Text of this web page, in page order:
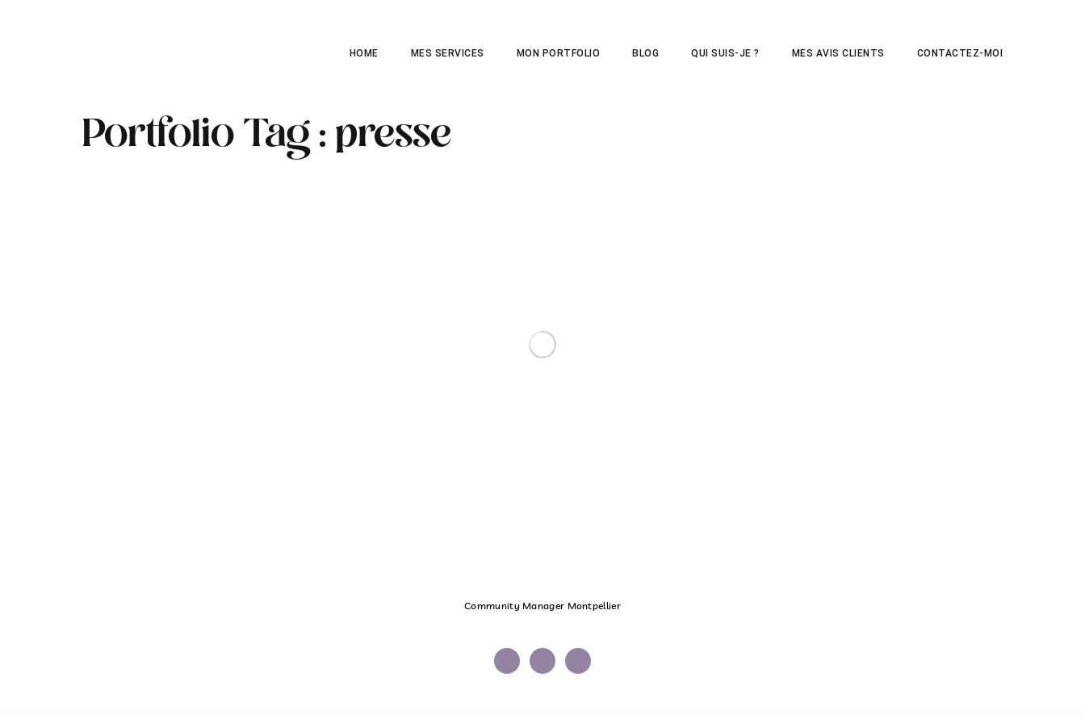
HOME MES SERVICES MON PORTFOLIO BLOG QUI SUIS-JE ? MES AVIS CLIENTS CONTACTEZ-MOI
Portfolio Tag :presse
Community Manager Montpellier